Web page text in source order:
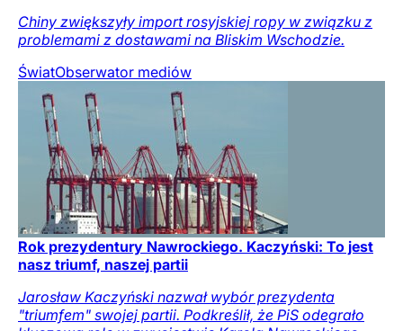
Chiny zwiększyły import rosyjskiej ropy w związku z
problemami z dostawami na Bliskim Wschodzie.
ŚwiatObserwator mediów
Rok prezydentury Nawrockiego. Kaczyński: To jest
nasz triumf, naszej partii
Jarosław Kaczyński nazwał wybór prezydenta
"triumfem" swojej partii. Podkreślił, że PiS odegrało